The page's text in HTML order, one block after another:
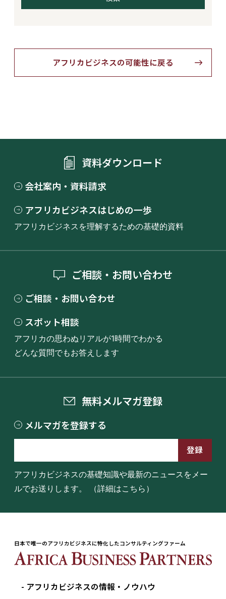
アフリカビジネスの可能性に戻る
資料ダウンロード
会社案内・資料請求
アフリカビジネスはじめの一歩
アフリカビジネスを理解するための基礎的資料
ご相談・お問い合わせ
ご相談・お問い合わせ
スポット相談
アフリカの思わぬリアルが1時間でわかる
どんな質問でもお答えします
無料メルマガ登録
メルマガを登録する
アフリカビジネスの基礎知識や最新のニュースをメー
ルでお送りします。
（詳細はこちら）
日本で唯一のアフリカビジネスに特化したコンサルティングファーム
アフリカビジネスの情報・ノウハウ